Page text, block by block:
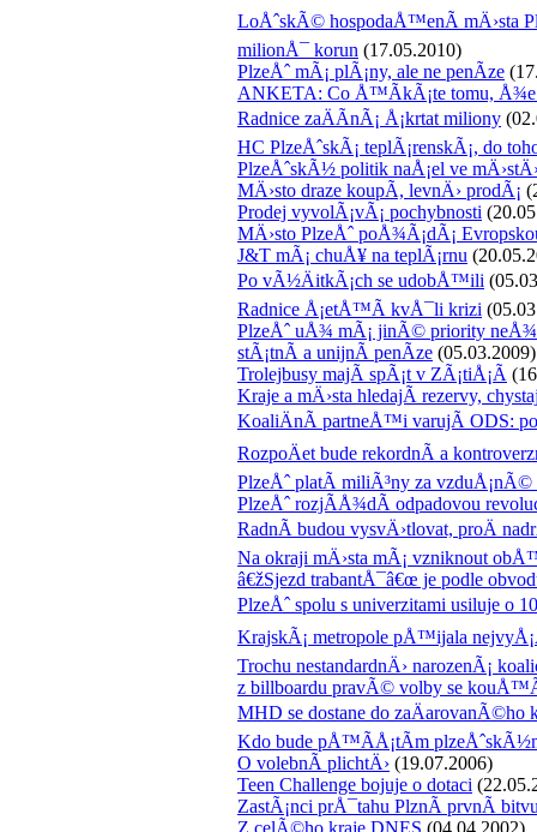
LoÅˆskÃ© hospodaÅ™enÃ­ mÄ›sta
milionÅ¯ korun (17.05.2010)
PlzeÅˆ mÃ¡ plÃ¡ny, ale ne penÃ­ze
ANKETA: Co Å™Ã­kÃ¡te tomu, Å¾e
Radnice zaÄÃ­nÃ¡ Å¡krtat miliony
HC PlzeÅˆskÃ¡ teplÃ¡renskÃ¡, do
PlzeÅˆskÃ½ politik naÅ¡el ve
MÄ›sto draze koupÃ­, levnÄ› prodÃ¡
Prodej vyvolÃ¡vÃ¡ pochybnosti
MÄ›sto PlzeÅˆ poÅ¾Ã¡dÃ¡
J&T mÃ¡ chuÅ¥ na teplÃ¡rnu
Po vÃ½ÄitkÃ¡ch se udobÅ™ili
Radnice Å¡etÅ™Ã­ kvÅ¯li krizi
PlzeÅˆ uÅ¾ mÃ¡ jinÃ© priority
stÃ¡tnÃ­ a unijnÃ­ penÃ­ze (05.03.2009)
Trolejbusy majÃ­ spÃ¡t v ZÃ¡tiÅ¡Ã­
Kraje a mÄ›sta hledajÃ­ rezervy,
KoaliÄnÃ­ partneÅ™i varujÃ­ ODS:
RozpoÄet bude rekordnÃ­ a
PlzeÅˆ platÃ­ miliÃ³ny za vzduÅ¡nÃ©
PlzeÅˆ rozjÃ­Å¾dÃ­ odpadovou
RadnÃ­ budou vysvÄ›tlovat, proÄ
Na okraji mÄ›sta mÃ¡ vzniknout
â€žSjezd trabantÅ¯â€œ je podle
PlzeÅˆ spolu s univerzitami usiluje o
KrajskÃ¡ metropole pÅ™ijala
Trochu nestandardnÄ› narozenÃ¡
z billboardu pravÃ© volby se
MHD se dostane do zaÄarovanÃ©ho
Kdo bude pÅ™Ã­Å¡tÃ­m
O volebnÃ­ plichtÄ› (19.07.2006)
Teen Challenge bojuje o dotaci
ZastÃ¡nci prÅ¯tahu PlznÃ­ prvnÃ­
Z celÃ©ho kraje DNES (04.04.2002)